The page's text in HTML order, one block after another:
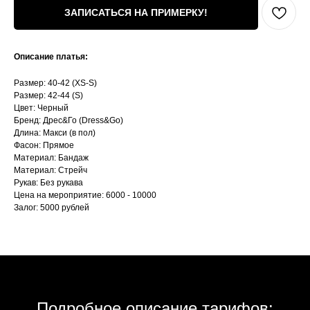
ЗАПИСАТЬСЯ НА ПРИМЕРКУ!
Описание платья:
Размер: 40-42 (XS-S)
Размер: 42-44 (S)
Цвет: Черный
Бренд: Дрес&Го (Dress&Go)
Длина: Макси (в пол)
Фасон: Прямое
Материал: Бандаж
Материал: Стрейч
Рукав: Без рукава
Цена на мероприятие: 6000 - 10000
Залог: 5000 рублей